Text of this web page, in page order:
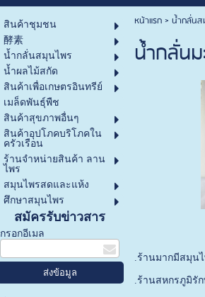
สินค้าชุมชน
酵素
น้ำกลั่นสมุนไพร
น้ำผลไม้สกัด
สินค้าเพื่อเกษตรอินทรีย์
เมล็ดพันธุ์พืช
สินค้าสุขภาพอื่นๆ
สินค้าอุปโภคบริโภคใน
ครัวเรือน
ร้านจำหน่ายสินค้า ลาน
ไพร
สมุนไพรสดและแห้ง
ศึกษาสมุนไพร
สมัครรับข่าวสาร
กรอกอีเมล
หน้าแรก> น้ำกลั่นส
น้ำกลั่นม
.ร้านมากมีสมุน
.ร้านสหกรภูมิรั